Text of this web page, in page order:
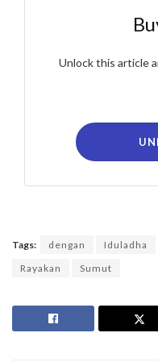
Unlock this article
Tags: dengan Iduladha
Rayakan
Sumut